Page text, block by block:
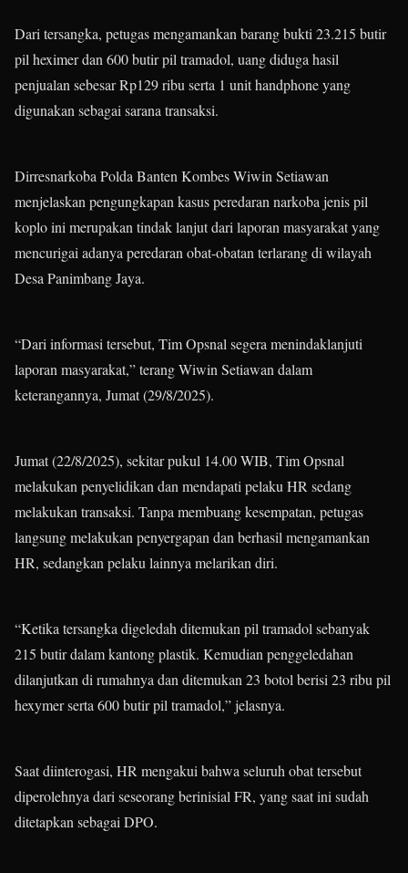
Dari tersangka, petugas mengamankan barang bukti 23.215 butir
pil heximer dan 600 butir pil tramadol, uang diduga hasil
penjualan sebesar Rp129 ribu serta 1 unit handphone yang
digunakan sebagai sarana transaksi.
Dirresnarkoba Polda Banten Kombes Wiwin Setiawan
menjelaskan pengungkapan kasus peredaran narkoba jenis pil
koplo ini merupakan tindak lanjut dari laporan masyarakat yang
mencurigai adanya peredaran obat-obatan terlarang di wilayah
Desa Panimbang Jaya.
“Dari informasi tersebut, Tim Opsnal segera menindaklanjuti
laporan masyarakat,” terang Wiwin Setiawan dalam
keterangannya, Jumat (29/8/2025).
Jumat (22/8/2025), sekitar pukul 14.00 WIB, Tim Opsnal
melakukan penyelidikan dan mendapati pelaku HR sedang
melakukan transaksi. Tanpa membuang kesempatan, petugas
langsung melakukan penyergapan dan berhasil mengamankan
HR, sedangkan pelaku lainnya melarikan diri.
“Ketika tersangka digeledah ditemukan pil tramadol sebanyak
215 butir dalam kantong plastik. Kemudian penggeledahan
dilanjutkan di rumahnya dan ditemukan 23 botol berisi 23 ribu pil
hexymer serta 600 butir pil tramadol,” jelasnya.
Saat diinterogasi, HR mengakui bahwa seluruh obat tersebut
diperolehnya dari seseorang berinisial FR, yang saat ini sudah
ditetapkan sebagai DPO.